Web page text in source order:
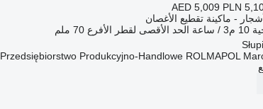
AED 5,009 PLN
- ماكينة تقطيع الأغصان
10 م3 / ساعة الحد الأقصى لقطر الأفرع 70 ملم
Przedsiębiorstwo Produkcyjno-Handlowe ROLMAPOL